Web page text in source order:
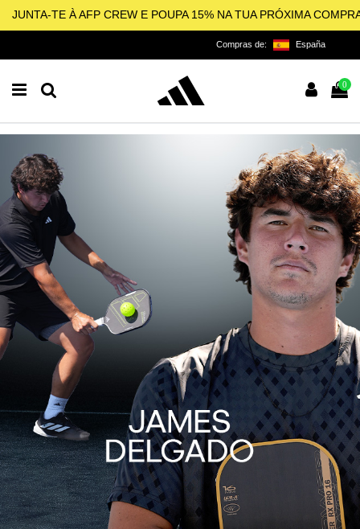
JUNTA-TE À AFP CREW E POUPA 15% NA TUA PRÓXIMA
Compras de: España
0